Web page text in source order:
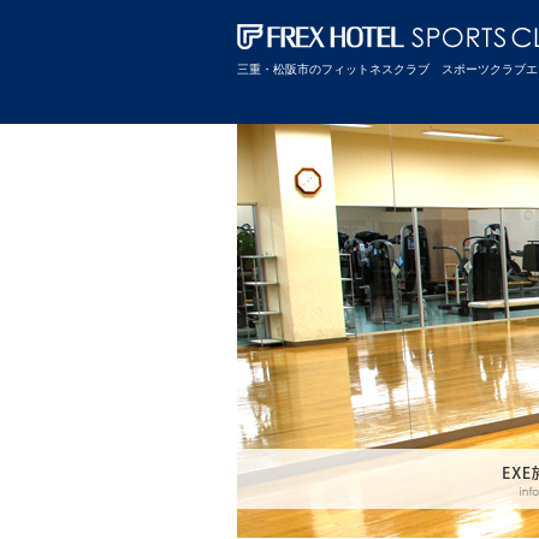
三重・松阪市のフィットネスクラブ スポーツクラブ